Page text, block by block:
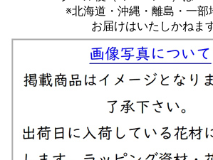
※北海道・沖縄・離島・一部
お届けはいたしかねます